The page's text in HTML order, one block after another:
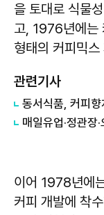
을 토대로 식물
고, 1976년에는
형태의 커피믹
관련기사
매일유업·정관장
이어 1978년에
커피 개발에 착